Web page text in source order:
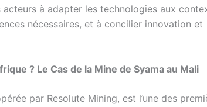
à adapter les technologies aux
nécessaires, et à concilier innovation et
? Le Cas de la Mine de Syama au Mali
par Resolute Mining, est l’une des